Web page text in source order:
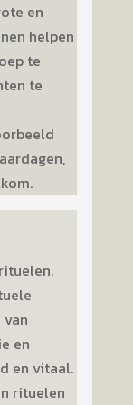
en
helpen
te
te
en
en vitaal.
rituelen